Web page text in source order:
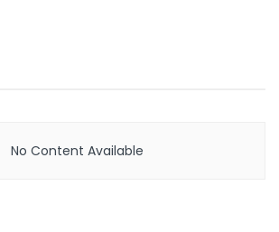
No Content Available